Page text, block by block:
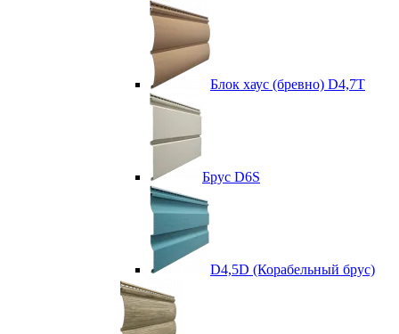
Блок хаус (бревно) D4,7T
Брус D6S
D4,5D (Корабельный брус)